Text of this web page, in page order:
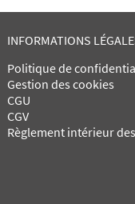
INFORMATIONS
Politique de
Gestion des cookies
CGU
CGV
Règlement intérieur